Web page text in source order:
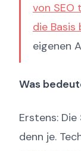
von SEO
die Basis
eigenen
Was
Erstens:
denn je.